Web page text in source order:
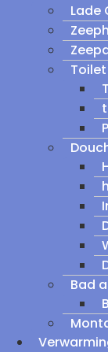
Lade
Bad